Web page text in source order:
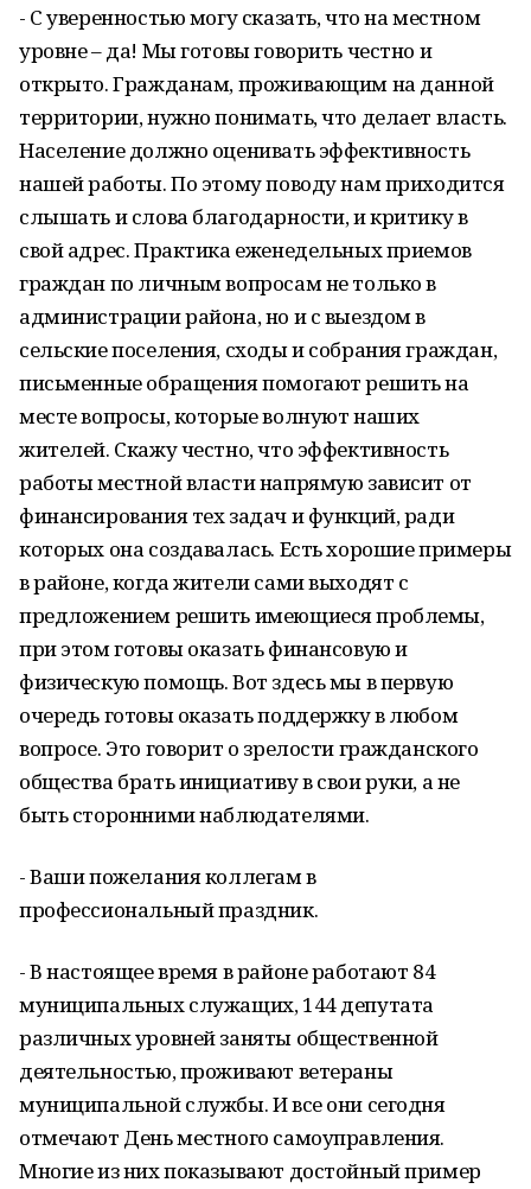
- С уверенностью могу сказать, что на местном
уровне – да! Мы готовы говорить честно и
открыто. Гражданам, проживающим на данной
территории, нужно понимать, что делает власть.
Население должно оценивать эффективность
нашей работы. По этому поводу нам приходится
слышать и слова благодарности, и критику в
свой адрес. Практика еженедельных приемов
граждан по личным вопросам не только в
администрации района, но и с выездом в
сельские поселения, сходы и собрания граждан,
письменные обращения помогают решить на
месте вопросы, которые волнуют наших
жителей. Скажу честно, что эффективность
работы местной власти напрямую зависит от
финансирования тех задач и функций, ради
которых она создавалась. Есть хорошие примеры
в районе, когда жители сами выходят с
предложением решить имеющиеся проблемы,
при этом готовы оказать финансовую и
физическую помощь. Вот здесь мы в первую
очередь готовы оказать поддержку в любом
вопросе. Это говорит о зрелости гражданского
общества брать инициативу в свои руки, а не
быть сторонними наблюдателями.
- Ваши пожелания коллегам в
профессиональный праздник.
- В настоящее время в районе работают 84
муниципальных служащих, 144 депутата
различных уровней заняты общественной
деятельностью, проживают ветераны
муниципальной службы. И все они сегодня
отмечают День местного самоуправления.
Многие из них показывают достойный пример